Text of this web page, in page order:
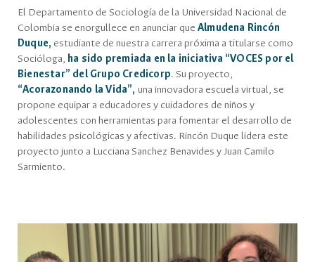
El Departamento de Sociología de la Universidad Nacional de
Colombia se enorgullece en anunciar que Almudena Rincón
Duque, estudiante de nuestra carrera próxima a titularse como
Socióloga, ha sido premiada en la iniciativa “VOCES por el
Bienestar” del Grupo Credicorp. Su proyecto,
“Acorazonando la Vida”, una innovadora escuela virtual, se
propone equipar a educadores y cuidadores de niños y
adolescentes con herramientas para fomentar el desarrollo de
habilidades psicológicas y afectivas. Rincón Duque lidera este
proyecto junto a Lucciana Sanchez Benavides y Juan Camilo
Sarmiento.